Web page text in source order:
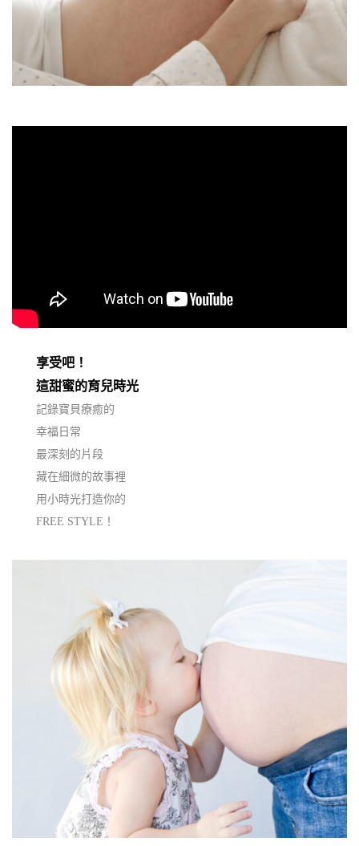
享受吧！
這甜蜜的育兒時光
記錄寶貝療癒的
幸福日常
最深刻的片段
藏在細微的故事裡
用小時光打造你的
FREE STYLE！